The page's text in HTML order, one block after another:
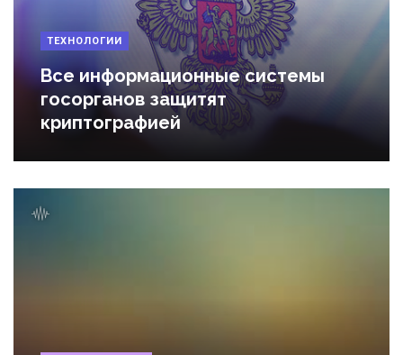
ТЕХНОЛОГИИ
Все информационные системы
госорганов защитят
криптографией